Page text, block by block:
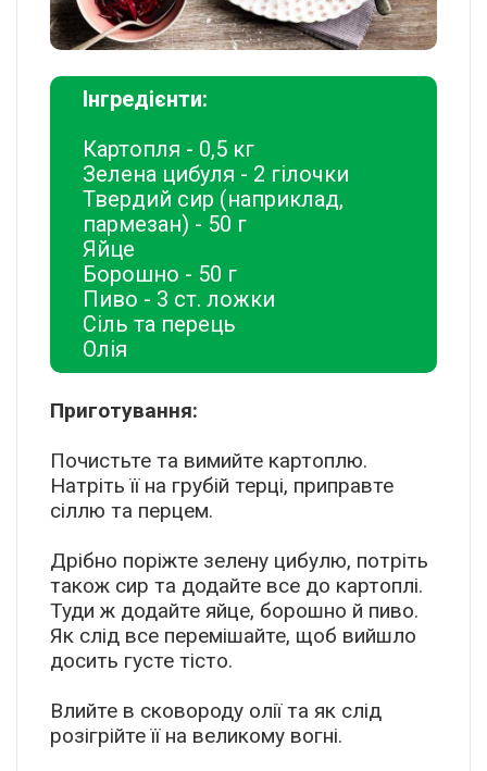
Інгредієнти:
Картопля - 0,5 кг
Зелена цибуля - 2 гілочки
Твердий сир (наприклад,
пармезан) - 50 г
Яйце
Борошно - 50 г
Пиво - 3 ст. ложки
Сіль та перець
Олія
Приготування:
Почистьте та вимийте картоплю.
Натріть її на грубій терці, приправте
сіллю та перцем.
Дрібно поріжте зелену цибулю, потріть
також сир та додайте все до картоплі.
Туди ж додайте яйце, борошно й пиво.
Як слід все перемішайте, щоб вийшло
досить густе тісто.
Влийте в сковороду олії та як слід
розігрійте її на великому вогні.